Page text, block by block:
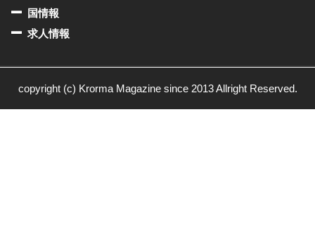
国情報
求人情報
copyright (c) Krorma Magazine since 2013 Allright Reserved.